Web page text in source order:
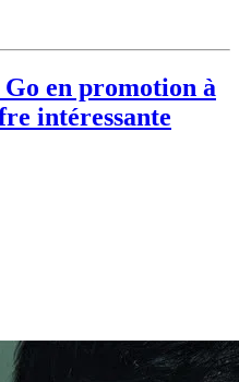
en promotion à
intéressante